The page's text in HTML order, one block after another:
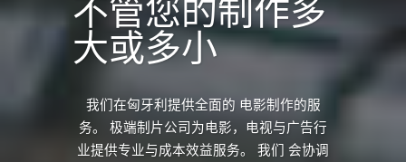
不管您的制作多
大或多小
我们在匈牙利提供全面的 电影制作的服
务。 极端制片公司为电影，电视与广告行
业提供专业与成本效益服务。 我们 会协调